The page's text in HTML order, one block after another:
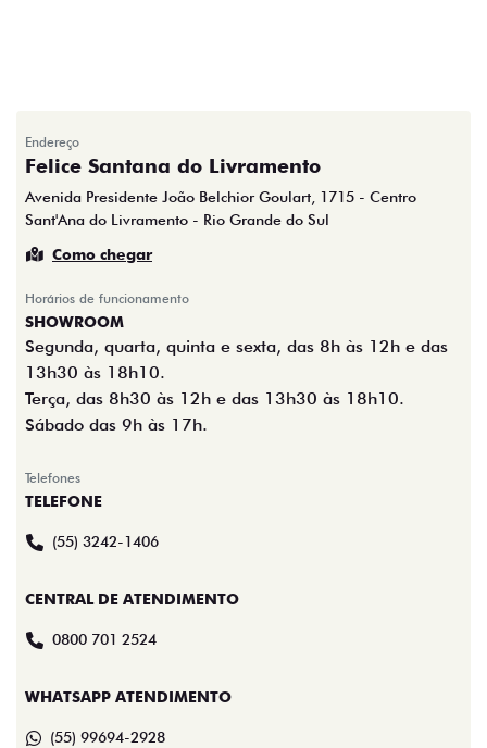
Endereço
Felice Santana do Livramento
Avenida Presidente João Belchior Goulart, 1715 - Centro
Sant'Ana do Livramento - Rio Grande do Sul
Como chegar
Horários de funcionamento
SHOWROOM
Segunda, quarta, quinta e sexta, das 8h às 12h e das
13h30 às 18h10.
Terça, das 8h30 às 12h e das 13h30 às 18h10.
Sábado das 9h às 17h.
Telefones
TELEFONE
(55) 3242-1406
CENTRAL DE ATENDIMENTO
0800 701 2524
WHATSAPP ATENDIMENTO
(55) 99694-2928